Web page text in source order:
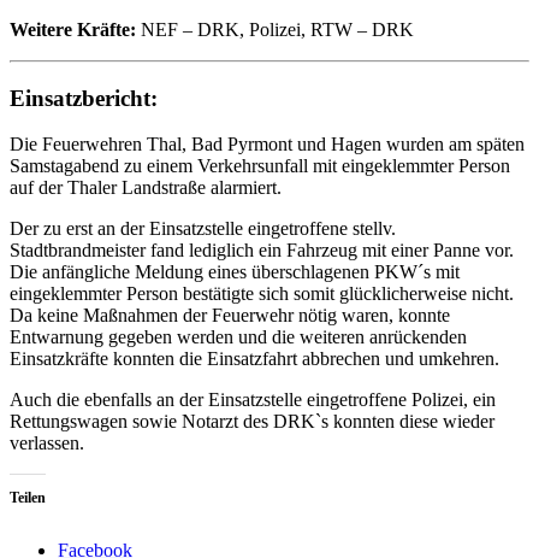
Weitere Kräfte: NEF – DRK, Polizei, RTW – DRK
Einsatzbericht:
Die Feuerwehren Thal, Bad Pyrmont und Hagen wurden am späten
Samstagabend zu einem Verkehrsunfall mit eingeklemmter Person
auf der Thaler Landstraße alarmiert.
Der zu erst an der Einsatzstelle eingetroffene stellv.
Stadtbrandmeister fand lediglich ein Fahrzeug mit einer Panne vor.
Die anfängliche Meldung eines überschlagenen PKW´s mit
eingeklemmter Person bestätigte sich somit glücklicherweise nicht.
Da keine Maßnahmen der Feuerwehr nötig waren, konnte
Entwarnung gegeben werden und die weiteren anrückenden
Einsatzkräfte konnten die Einsatzfahrt abbrechen und umkehren.
Auch die ebenfalls an der Einsatzstelle eingetroffene Polizei, ein
Rettungswagen sowie Notarzt des DRK`s konnten diese wieder
verlassen.
Teilen
Facebook